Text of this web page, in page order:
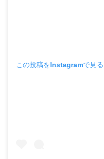
この投稿をInstagramで見る